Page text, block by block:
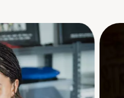
lærer å tilpasse innhold til ulike